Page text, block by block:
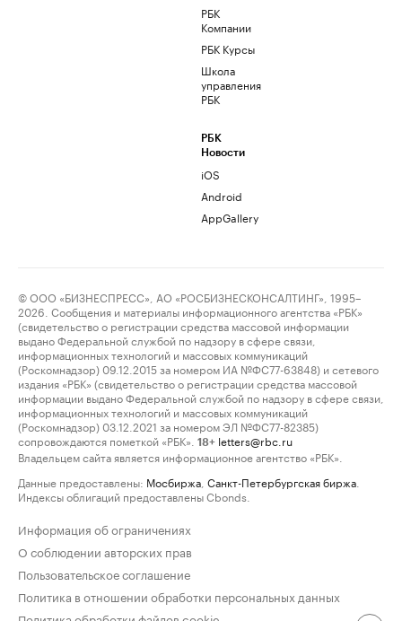
РБК
Компании
РБК Курсы
Школа
управления
РБК
РБК
Новости
iOS
Android
AppGallery
© ООО «БИЗНЕСПРЕСС», АО «РОСБИЗНЕСКОНСАЛТИНГ», 1995–
2026. Сообщения и материалы информационного агентства «РБК»
(свидетельство о регистрации средства массовой информации
выдано Федеральной службой по надзору в сфере связи,
информационных технологий и массовых коммуникаций
(Роскомнадзор) 09.12.2015 за номером ИА №ФС77-63848) и сетевого
издания «РБК» (свидетельство о регистрации средства массовой
информации выдано Федеральной службой по надзору в сфере связи,
информационных технологий и массовых коммуникаций
(Роскомнадзор) 03.12.2021 за номером ЭЛ №ФС77-82385)
сопровождаются пометкой «РБК».
18+ letters@rbc.ru
Владельцем сайта является информационное агентство «РБК».
Данные предоставлены: Мосбиржа Санкт-Петербургская биржа
Индексы облигаций предоставлены Cbonds.
Информация об ограничениях
О соблюдении авторских прав
Пользовательское соглашение
Политика в отношении обработки персональных данных